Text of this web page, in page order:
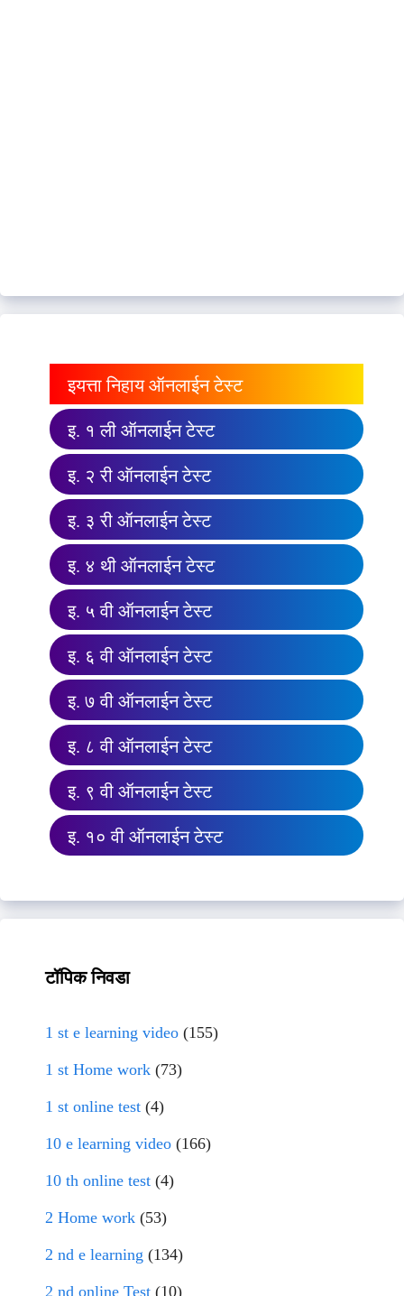
इयत्ता निहाय ऑनलाईन टेस्ट
इ. १ ली ऑनलाईन टेस्ट
इ. २ री ऑनलाईन टेस्ट
इ. ३ री ऑनलाईन टेस्ट
इ. ४ थी ऑनलाईन टेस्ट
इ. ५ वी ऑनलाईन टेस्ट
इ. ६ वी ऑनलाईन टेस्ट
इ. ७ वी ऑनलाईन टेस्ट
इ. ८ वी ऑनलाईन टेस्ट
इ. ९ वी ऑनलाईन टेस्ट
इ. १० वी ऑनलाईन टेस्ट
टॉपिक निवडा
1 st e learning video (155)
1 st Home work (73)
1 st online test (4)
10 e learning video (166)
10 th online test (4)
2 Home work (53)
2 nd e learning (134)
2 nd online Test (10)